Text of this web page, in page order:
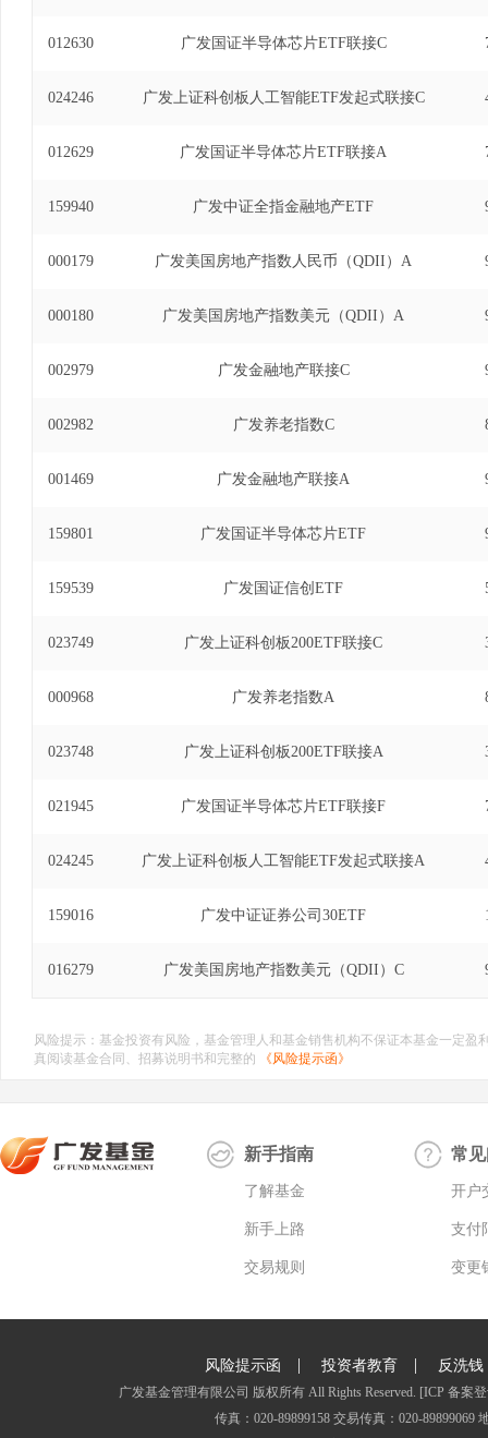
012630 广发国证半导体芯片ETF联接C
024246 广发上证科创板人工智能ETF发起式联接C
012629 广发国证半导体芯片ETF联接A
159940 广发中证全指金融地产ETF
000179 广发美国房地产指数人民币（QDII）A
000180 广发美国房地产指数美元（QDII）A
002979 广发金融地产联接C
002982 广发养老指数C
001469 广发金融地产联接A
159801 广发国证半导体芯片ETF
159539 广发国证信创ETF
023749 广发上证科创板200ETF联接C
000968 广发养老指数A
023748 广发上证科创板200ETF联接A
021945 广发国证半导体芯片ETF联接F
024245 广发上证科创板人工智能ETF发起式联接A
159016 广发中证证券公司30ETF
016279 广发美国房地产指数美元（QDII）C
风险提示：基金投资有风险，基金管理人和基金销售机构不保证本基金一定
真阅读基金合同、招募说明书和完整的
《风险提示函》
新手指南
了解基金
新手上路
交易规则
常
开户
支付
变更
风险提示函 | 投资者教育 | 反洗钱
广发基金管理有限公司 版权所有 All Rights Reserved. [ICP 备案
传真：020-89899158 交易传真：020-